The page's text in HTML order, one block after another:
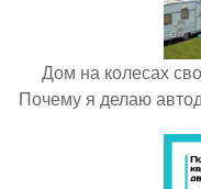
Дом на колесах
Почему я делаю